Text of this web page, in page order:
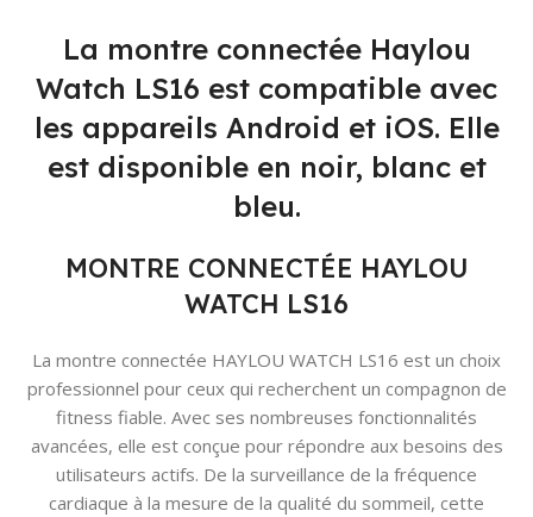
La montre connectée Haylou
Watch LS16 est compatible avec
les appareils Android et iOS. Elle
est disponible en noir, blanc et
bleu.
MONTRE CONNECTÉE HAYLOU
WATCH LS16
La montre connectée HAYLOU WATCH LS16 est un choix
professionnel pour ceux qui recherchent un compagnon de
fitness fiable. Avec ses nombreuses fonctionnalités
avancées, elle est conçue pour répondre aux besoins des
utilisateurs actifs. De la surveillance de la fréquence
cardiaque à la mesure de la qualité du sommeil, cette